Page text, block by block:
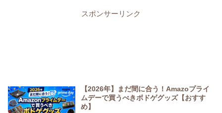
スポンサーリンク
【2026年】まだ間に合う！Amazoプライ
ムデーで買うべきボドゲグッズ【おすす
め】